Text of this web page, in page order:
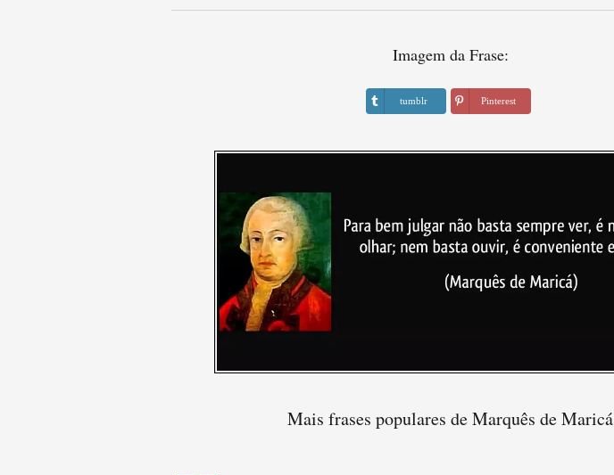
Imagem da Frase:
tumblr Pinterest
Mais frases populares de Marquês de Maricá